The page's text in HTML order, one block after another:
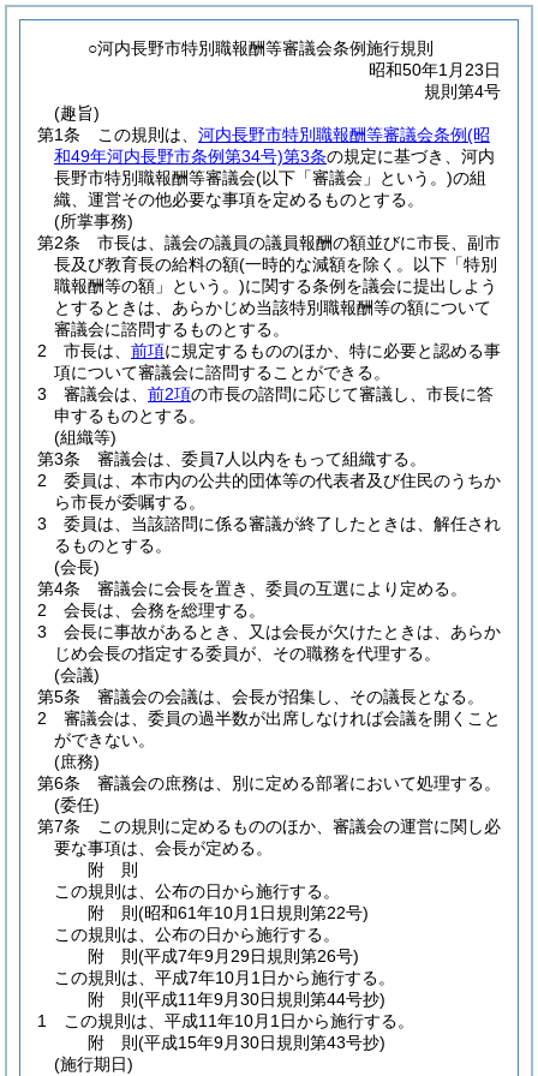
○河内長野市特別職報酬等審議会条例施行規則
昭和50年1月23日
規則第4号
(趣旨)
第1条
この規則は、 河内長野市特別職報酬等審議会条例(昭
和49年河内長野市条例第34号)第3条の規定に基づき、河内
長野市特別職報酬等審議会(以下「審議会」という。)の組
織、運営その他必要な事項を定めるものとする。
(所掌事務)
第2条
市長は、議会の議員の議員報酬の額並びに市長、副市
長及び教育長の給料の額(一時的な減額を除く。以下「特別
職報酬等の額」という。)に関する条例を議会に提出しよう
とするときは、あらかじめ当該特別職報酬等の額について
審議会に諮問するものとする。
2
市長は、 前項に規定するもののほか、特に必要と認める事
項について審議会に諮問することができる。
3
審議会は、 前2項の市長の諮問に応じて審議し、市長に答
申するものとする。
(組織等)
第3条
審議会は、委員7人以内をもって組織する。
2
委員は、本市内の公共的団体等の代表者及び住民のうちか
ら市長が委嘱する。
3
委員は、当該諮問に係る審議が終了したときは、解任され
るものとする。
(会長)
第4条
審議会に会長を置き、委員の互選により定める。
2
会長は、会務を総理する。
3
会長に事故があるとき、又は会長が欠けたときは、あらか
じめ会長の指定する委員が、その職務を代理する。
(会議)
第5条
審議会の会議は、会長が招集し、その議長となる。
2
審議会は、委員の過半数が出席しなければ会議を開くこと
ができない。
(庶務)
第6条
審議会の庶務は、別に定める部署において処理する。
(委任)
第7条
この規則に定めるもののほか、審議会の運営に関し必
要な事項は、会長が定める。
附 則
この規則は、公布の日から施行する。
附 則(昭和61年10月1日規則第22号)
この規則は、公布の日から施行する。
附 則(平成7年9月29日規則第26号)
この規則は、平成7年10月1日から施行する。
附 則(平成11年9月30日規則第44号抄)
1
この規則は、平成11年10月1日から施行する。
附 則(平成15年9月30日規則第43号抄)
(施行期日)